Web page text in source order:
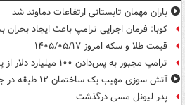
باران مهمان تابستانی ارتفاعات دماوند شد
کوبا: فرمان اجرایی ترامپ باعث ایجاد بحران
قیمت طلا و سکه امروز ۱۴۰۵/۰۵/۱۷
ترامپ مجبور به پس‌دادن ۱۰۰ میلیارد دلار از پول تعرفه‌ها شد
آتش سوزی مهیب یک ساختمان ۱۲ طبقه در جاکارتا
پدر لیونل مسی درگذشت